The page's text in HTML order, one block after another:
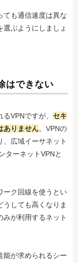
ても通信速度は異な
選ぶようにしましょ
はできない
VPNですが、 セキ
ありません。VPNの
広域イーサネット
ターネットVPNと
ーク回線を使うとい
うしても高くなりま
が利用するネット
能が求められるシー